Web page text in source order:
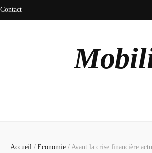
Contact
Accueil / Economie / Avant la crise financière